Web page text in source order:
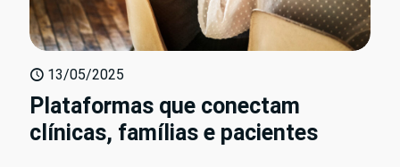
13/05/2025
Plataformas que conectam
clínicas, famílias e pacientes